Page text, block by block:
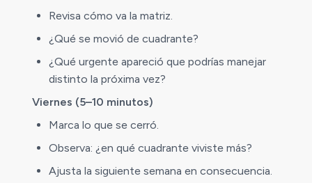
Revisa cómo va la matriz.
¿Qué se movió de cuadrante?
¿Qué urgente apareció que podrías manejar
distinto la próxima vez?
Viernes (5–10 minutos)
Marca lo que se cerró.
Observa: ¿en qué cuadrante viviste más?
Ajusta la siguiente semana en consecuencia.